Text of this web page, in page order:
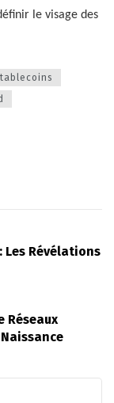
le visage des
Les Révélations
Réseaux